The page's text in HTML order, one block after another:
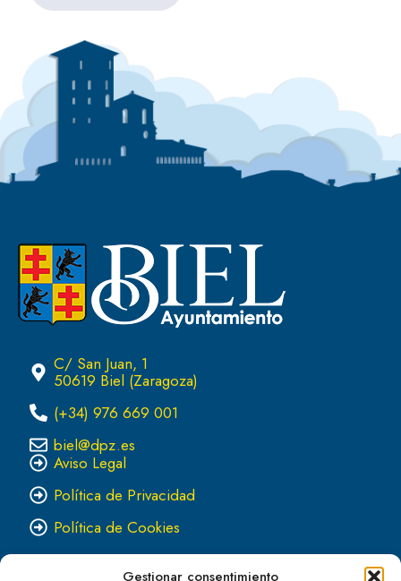
Gestionar consentimiento
C/ San Juan, 1
50619 Biel (Zaragoza)
(+34) 976 669 001
biel@dpz.es
Aviso Legal
Política de Privacidad
Política de Cookies